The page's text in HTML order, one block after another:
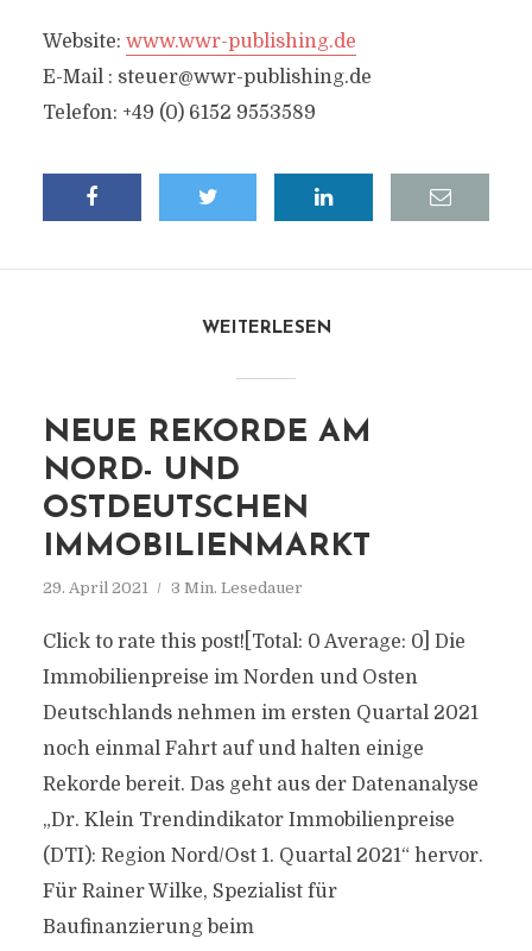
Website: www.wwr-publishing.de
E-Mail : steuer@wwr-publishing.de
Telefon: +49 (0) 6152 9553589
WEITERLESEN
NEUE REKORDE AM
NORD- UND
OSTDEUTSCHEN
IMMOBILIENMARKT
29. April 2021 3 Min. Lesedauer
Click to rate this post![Total: 0 Average: 0] Die
Immobilienpreise im Norden und Osten
Deutschlands nehmen im ersten Quartal 2021
noch einmal Fahrt auf und halten einige
Rekorde bereit. Das geht aus der Datenanalyse
„Dr. Klein Trendindikator Immobilienpreise
(DTI): Region Nord/Ost 1. Quartal 2021“ hervor.
Für Rainer Wilke, Spezialist für
Baufinanzierung beim